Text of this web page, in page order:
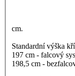
cm.
Standardní výška
197 cm - falcový
198,5 cm -